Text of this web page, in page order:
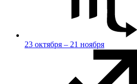
23 октября – 21 ноября